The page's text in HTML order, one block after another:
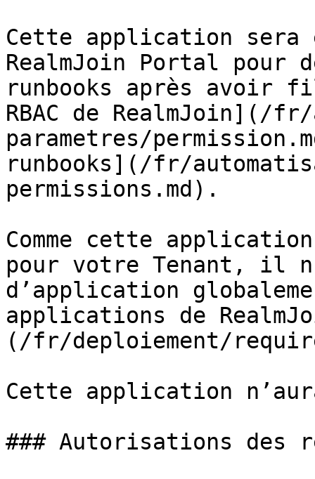
Cette application sera
RealmJoin Portal pour
runbooks après
RBAC de RealmJoin](/
parametres/
runbooks](/fr/
permissions.md).
Comme cette
pour votre Tenant, il
d’application
applications de
(/fr/deploiement/
Cette application
### Autorisations des